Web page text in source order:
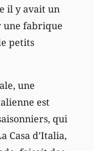
il y avait un
une fabrique
petits
une
est
qui
Casa d’Italia,